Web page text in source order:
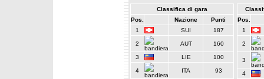
Classifica di gara
Pos.
Nazione
Punti
1
SUI 187
2 AUT 160
3 LIE 100
4 ITA 93
Pos.
1
2
3
4